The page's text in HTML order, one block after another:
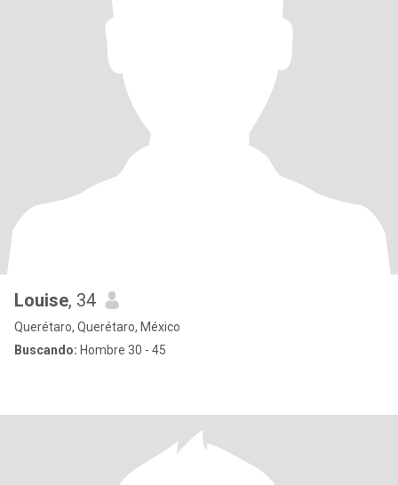
Louise, 34
Querétaro, Querétaro, México
Buscando: Hombre 30 - 45